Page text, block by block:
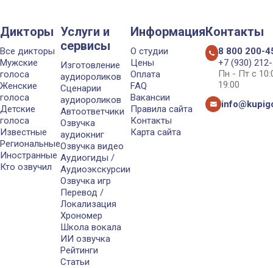
Дикторы
Все дикторы
Мужские
голоса
Женские
голоса
Детские
голоса
Известные
Региональные
Иностранные
Кто озвучил
Услуги и
сервисы
Изготовление
аудиороликов
Сценарии
аудиороликов
Автоответчики
Озвучка
аудиокниг
Озвучка видео
Аудиогиды /
Аудиоэкскурсии
Озвучка игр
Перевод /
Локализация
Хрономер
Школа вокала
ИИ озвучка
Рейтинги
Статьи
Информация
О студии
Цены
Оплата
FAQ
Вакансии
Правила сайта
Контакты
Карта сайта
Контакты
8 800 200-
+7 (930)
Пн - Пт с
19:00